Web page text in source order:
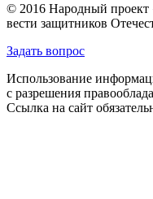
© 2016 Народный проект
вести защитников
Задать вопрос
Использование
с разрешения
Ссылка на сайт